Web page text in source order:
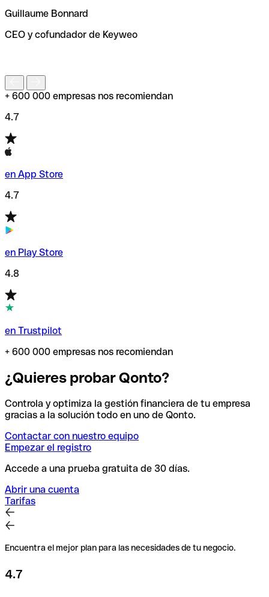
de enviar tu transferencia.
Guillaume Bonnard
CEO y cofundador de Keyweo
+ 600 000 empresas nos recomiendan
4.7
en App Store
4.7
en Play Store
4.8
en Trustpilot
+ 600 000 empresas nos recomiendan
¿Quieres probar Qonto?
Controla y optimiza la gestión financiera de tu empresa
gracias a la solución todo en uno de Qonto.
Contactar con nuestro equipo
Empezar el registro
Accede a una prueba gratuita de 30 días.
Abrir una cuenta
Tarifas
Encuentra el mejor plan para las necesidades de tu negocio.
4.7